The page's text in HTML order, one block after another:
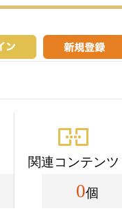
関連コンテンツ
0個